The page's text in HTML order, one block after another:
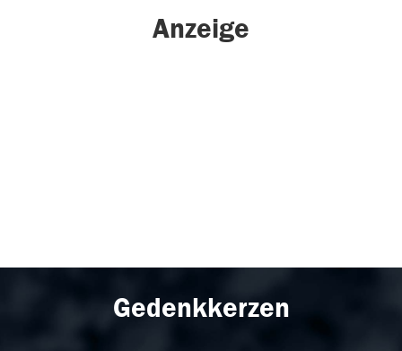
Anzeige
Gedenkkerzen